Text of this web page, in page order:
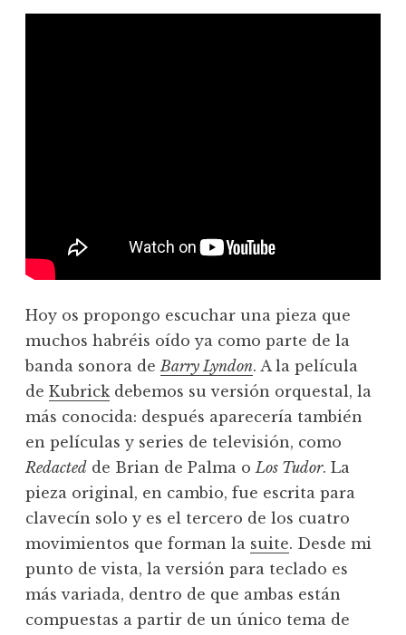
Hoy os propongo escuchar una pieza que
muchos habréis oído ya como parte de la
banda sonora deBarry Lyndon. A la película
de Kubrickdebemos su versión orquestal, la
más conocida: después aparecería también
en películas y series de televisión, como
Redacted de Brian de Palma oLos Tudor. La
pieza original, en cambio, fue escrita para
clavecín solo y es el tercero de los cuatro
movimientos que forman la suite. Desde mi
punto de vista, la versión para teclado es
más variada, dentro de que ambas están
compuestas a partir de un único tema de